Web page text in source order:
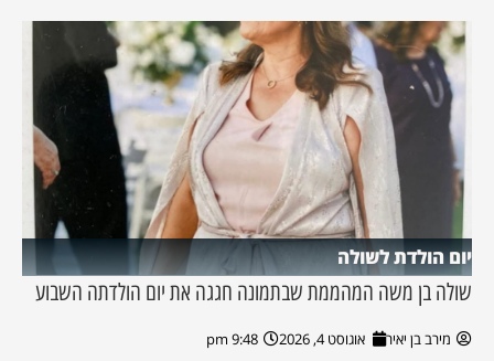
יום הולדת לשולה
שולה בן משה המהממת שבתמונה חגגה את יום הולדתה השבוע
מירב בן יאיר אוגוסט 4, 2026 9:48 pm